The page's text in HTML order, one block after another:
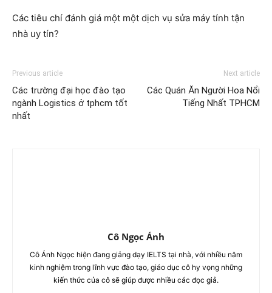
Các tiêu chí đánh giá một một dịch vụ sửa máy tính tận
nhà uy tín?
Previous article
Các trường đại học đào tạo
ngành Logistics ở tphcm tốt
nhất
Next article
Các Quán Ăn Người Hoa Nổi
Tiếng Nhất TPHCM
Cô Ngọc Ánh
Cô Ánh Ngọc hiện đang giảng dạy IELTS tại nhà, với nhiều năm
kinh nghiệm trong lĩnh vực đào tạo, giáo dục cô hy vọng những
kiến thức của cô sẽ giúp được nhiều các đọc giả.